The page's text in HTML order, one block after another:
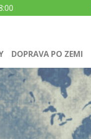
DOPRAVA PO ZEMI